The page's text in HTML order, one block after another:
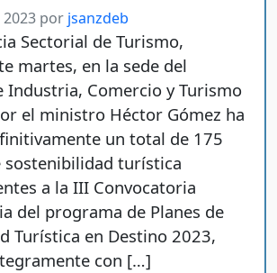
por jsanzdeb
Sectorial de Turismo,
martes, en la sede del
Industria, Comercio y Turismo
el ministro Héctor Gómez ha
un total de 175
sostenibilidad turística
a la III Convocatoria
del programa de Planes de
Turística en Destino 2023,
con […]